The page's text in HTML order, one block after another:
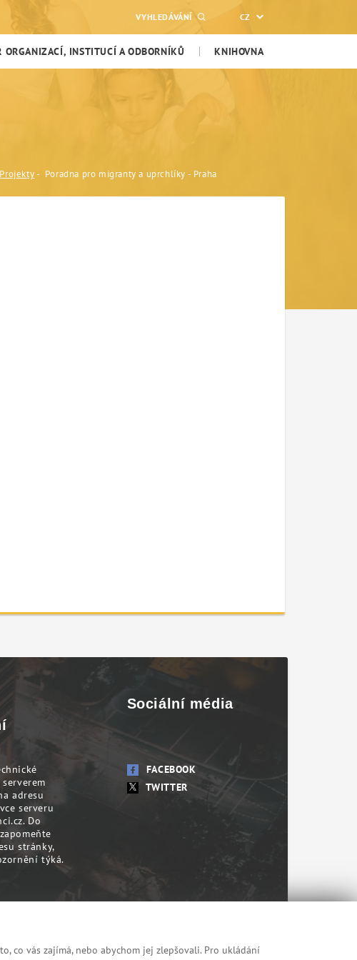
VYHLEDÁVÁNÍ CZ
ORGANIZACÍ, INSTITUCÍ A ODBORNÍKŮ KNIHOVNA
Projekty Poradna pro migranty a uprchlíky - Praha
adresu
serveru
. Do
stránky,
týká.
Sociální média
FACEBOOK
TWITTER
co vás zajímá, nebo abychom jej zlepšovali. Pro ukládání